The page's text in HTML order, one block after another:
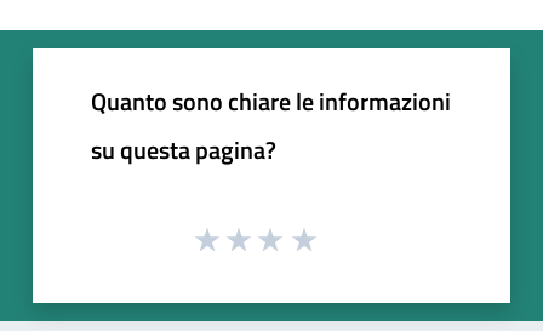
Quanto sono chiare le informazioni
su questa pagina?